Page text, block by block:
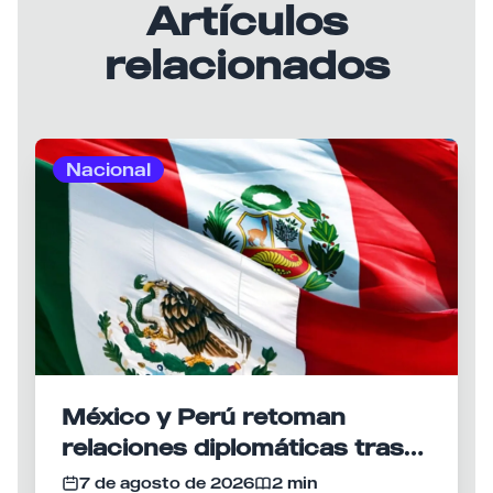
Artículos
relacionados
Nacional
México y Perú retoman
relaciones diplomáticas tras
meses de tensión
7 de agosto de 2026
2 min